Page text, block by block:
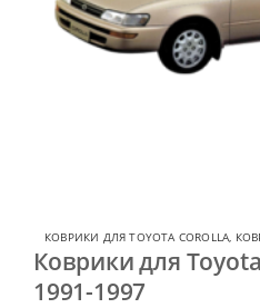
КОВРИКИ ДЛЯ TOYOTA COROLLA
Коврики для
1991-1997